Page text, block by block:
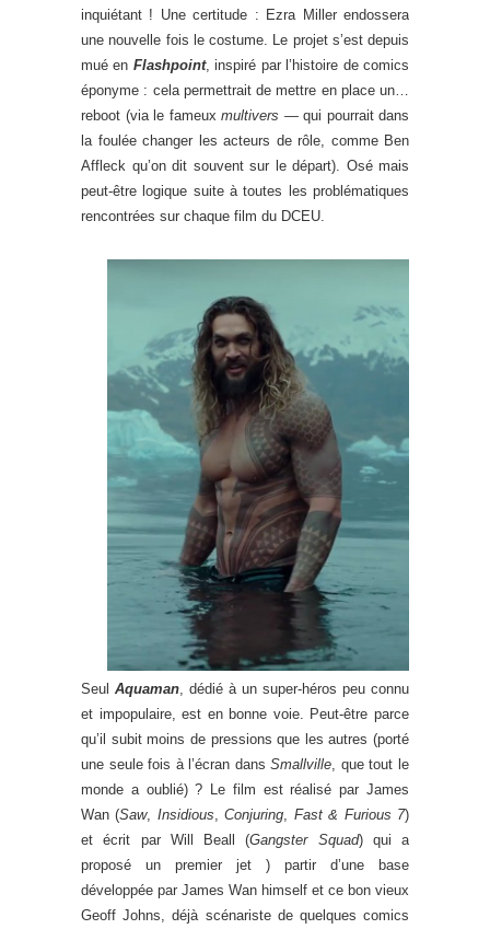
inquiétant ! Une certitude : Ezra Miller endossera
une nouvelle fois le costume. Le projet s’est depuis
mué en Flashpoint, inspiré par l’histoire de comics
éponyme : cela permettrait de mettre en place un…
reboot (via le fameux multivers — qui pourrait dans
la foulée changer les acteurs de rôle, comme Ben
Affleck qu’on dit souvent sur le départ). Osé mais
peut-être logique suite à toutes les problématiques
rencontrées sur chaque film du DCEU.
Seul Aquaman , dédié à un super-héros peu connu
et impopulaire, est en bonne voie. Peut-être parce
qu’il subit moins de pressions que les autres (porté
une seule fois à l’écran dansSmallville , que tout le
monde a oublié) ? Le film est réalisé par James
Wan (Saw, Insidious ,Conjuring Fast & Furious 7)
et écrit par Will Beall (Gangster Squad) qui a
proposé un premier jet ) partir d’une base
développée par James Wan himself et ce bon vieux
Geoff Johns, déjà scénariste de quelques comics